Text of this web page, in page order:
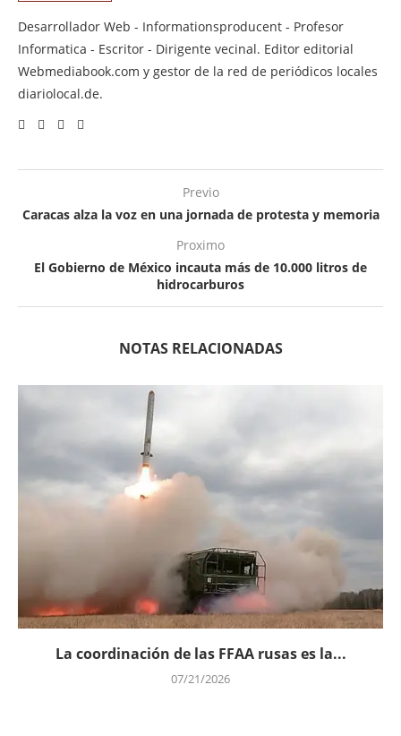
Desarrollador Web - Informationsproducent - Profesor
Informatica - Escritor - Dirigente vecinal. Editor editorial
Webmediabook.com y gestor de la red de periódicos locales
diariolocal.de.
Previo
Caracas alza la voz en una jornada de protesta y memoria
Proximo
El Gobierno de México incauta más de 10.000 litros de
hidrocarburos
NOTAS RELACIONADAS
La coordinación de las FFAA rusas es la...
07/21/2026